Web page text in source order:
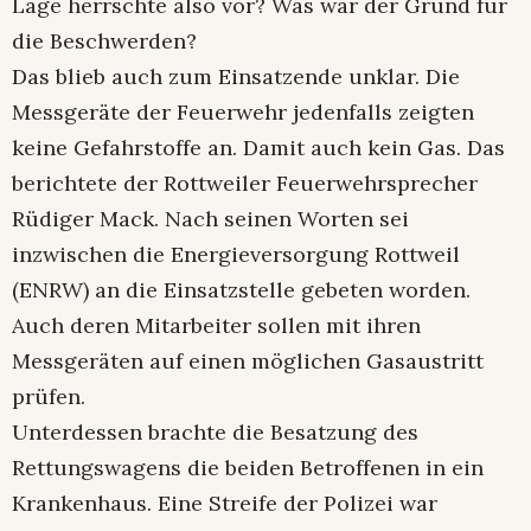
die Beschwerden?
Das blieb auch zum Einsatzende unklar. Die
Messgeräte der Feuerwehr jedenfalls zeigten
keine Gefahrstoffe an. Damit auch kein Gas. Das
berichtete der Rottweiler Feuerwehrsprecher
Rüdiger Mack. Nach seinen Worten sei
inzwischen die Energieversorgung Rottweil
(ENRW) an die Einsatzstelle gebeten worden.
Auch deren Mitarbeiter sollen mit ihren
Messgeräten auf einen möglichen Gasaustritt
prüfen.
Unterdessen brachte die Besatzung des
Rettungswagens die beiden Betroffenen in ein
Krankenhaus. Eine Streife der Polizei war